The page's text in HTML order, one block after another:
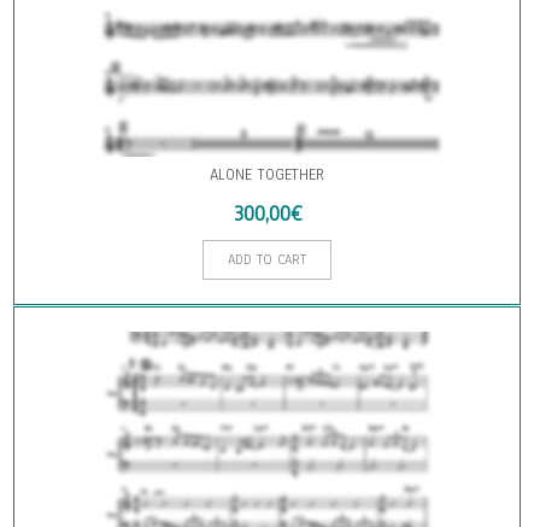
ALONE TOGETHER
300,00€
ADD TO CART